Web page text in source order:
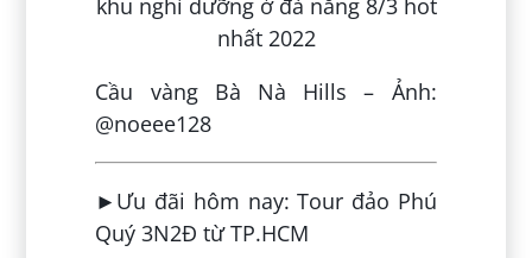
Cầu vàng Bà Nà Hills – Ảnh:
@noeee128
►Ưu đãi hôm nay: Tour đảo Phú
Quý 3N2Đ từ TP.HCM